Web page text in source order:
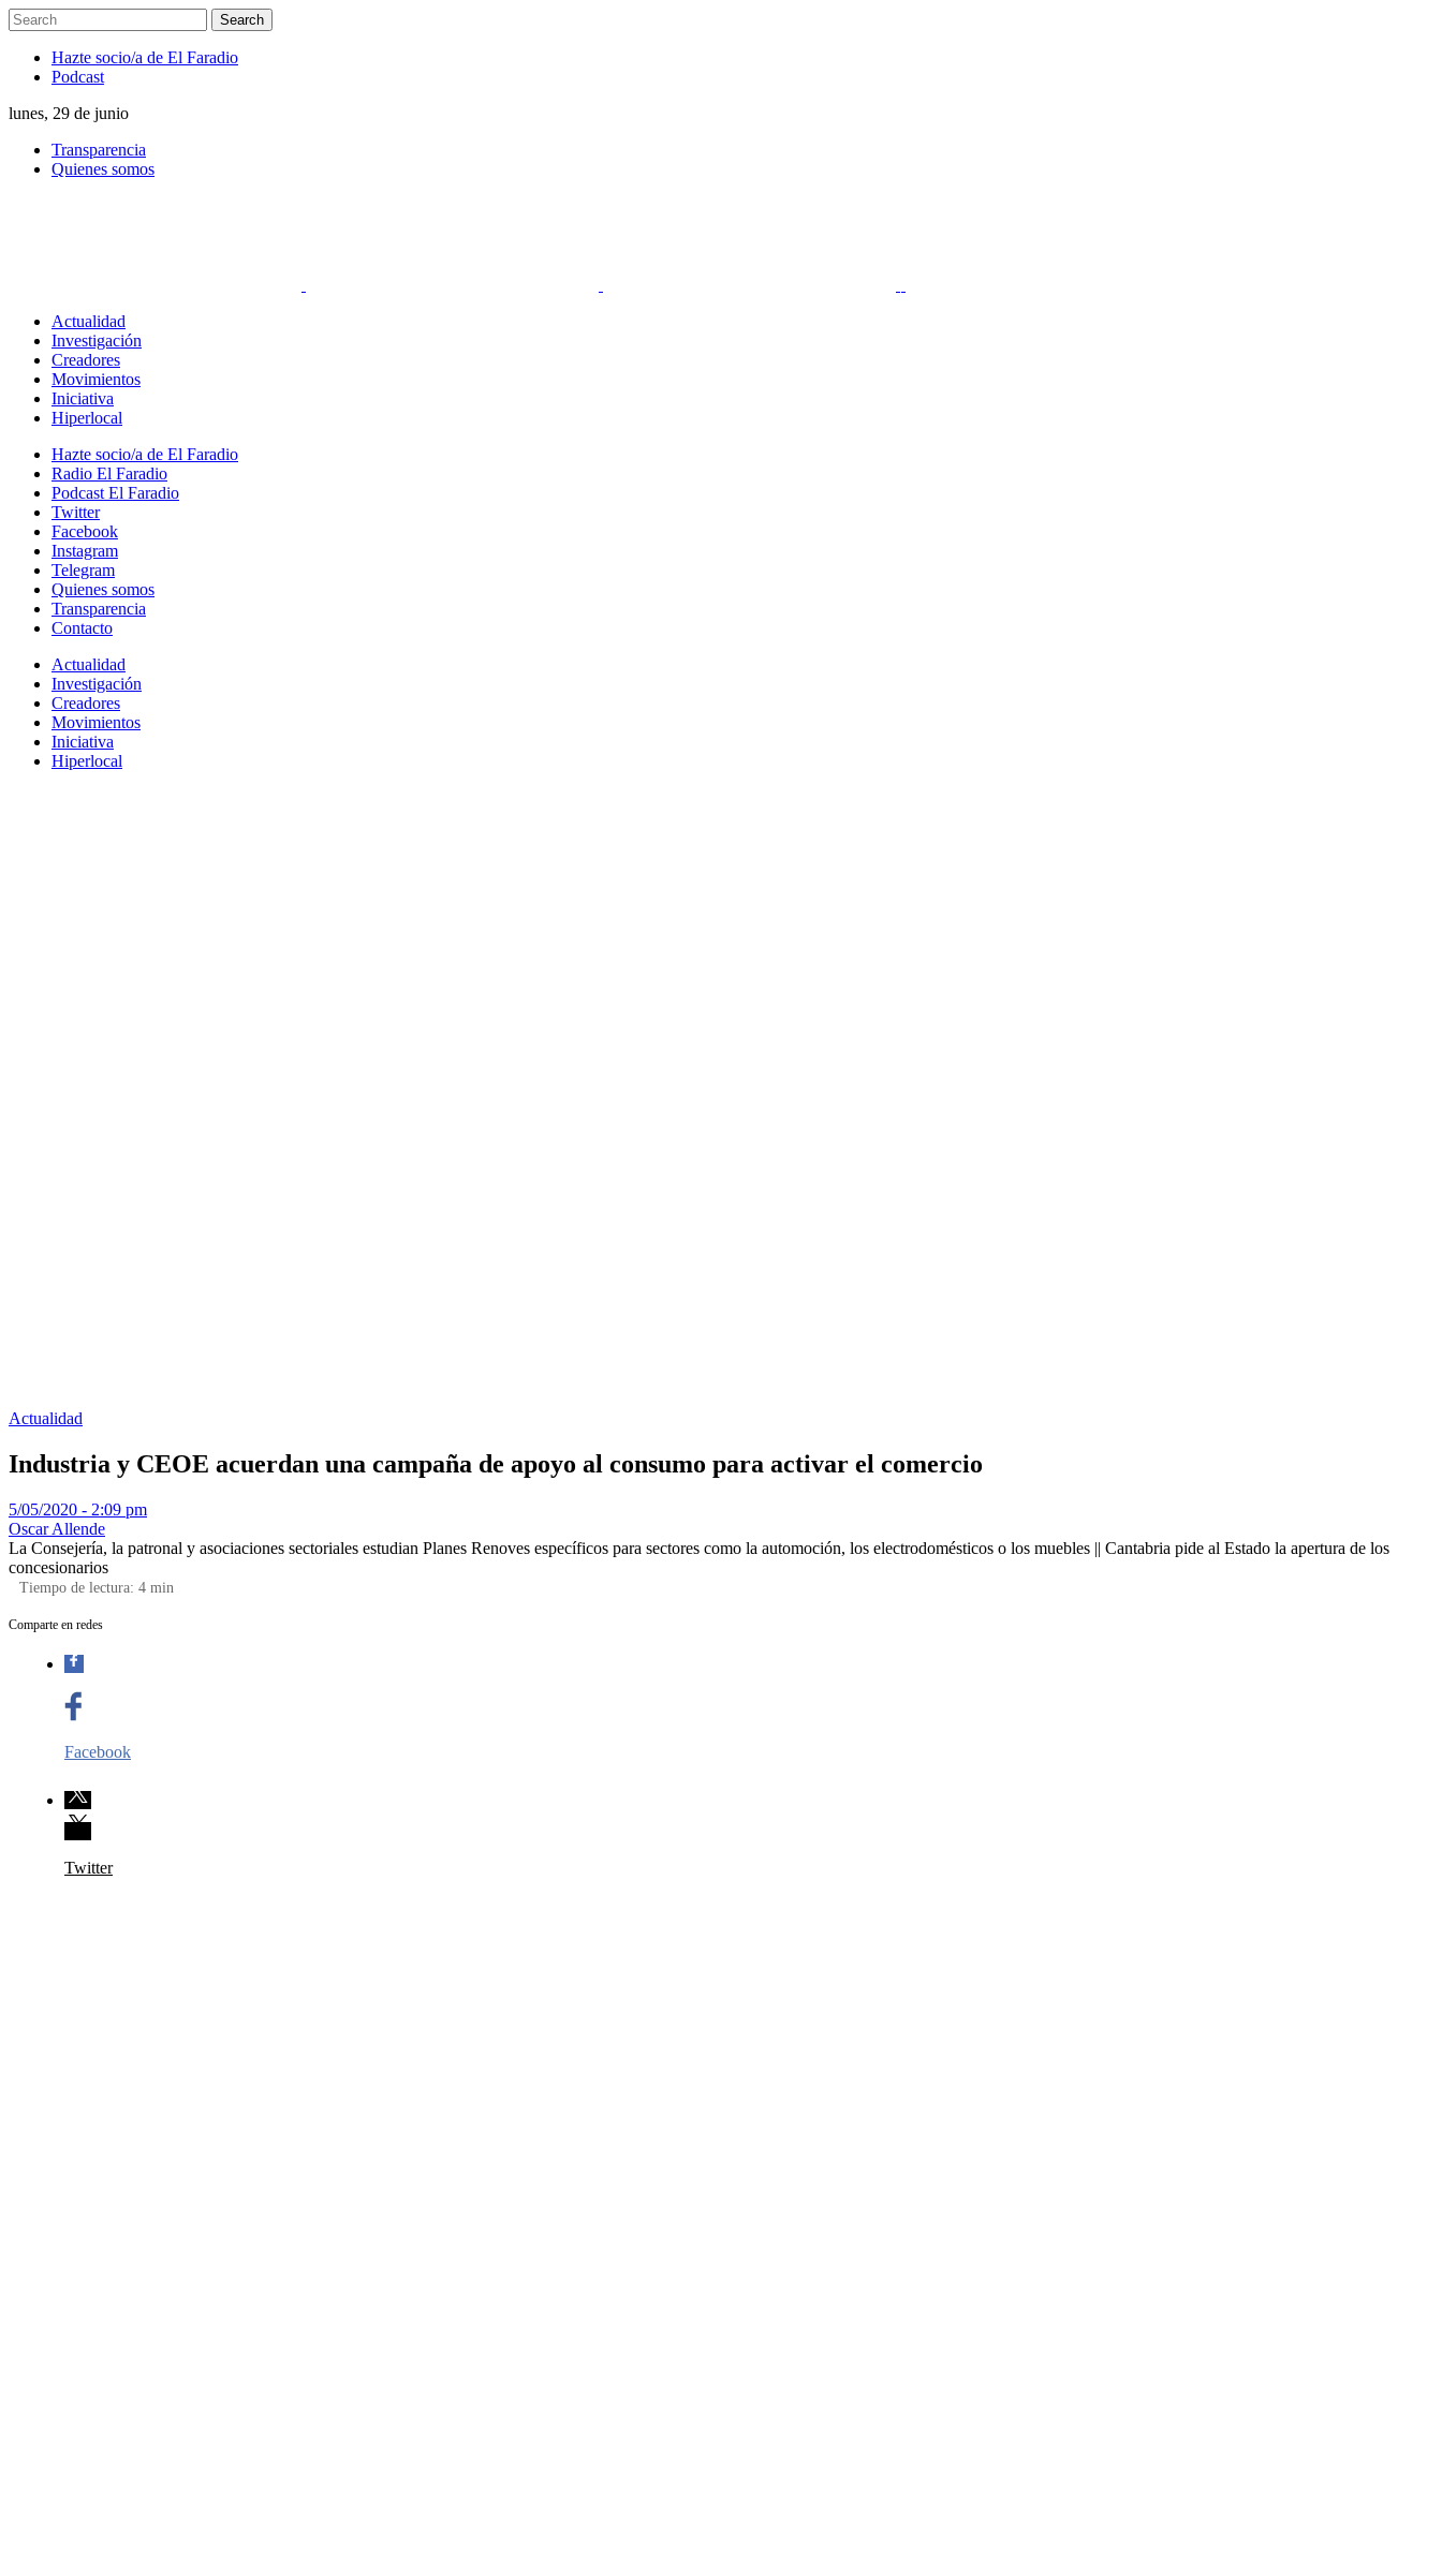
Hazte socio/a de El Faradio
Podcast
lunes, 29 de junio
Transparencia
Quienes somos
Actualidad
Investigación
Creadores
Movimientos
Iniciativa
Hiperlocal
Hazte socio/a de El Faradio
Radio El Faradio
Podcast El Faradio
Twitter
Facebook
Instagram
Telegram
Quienes somos
Transparencia
Contacto
Actualidad
Investigación
Creadores
Movimientos
Iniciativa
Hiperlocal
Actualidad
Industria y CEOE acuerdan una campaña de apoyo al consumo para activar el comercio
5/05/2020 - 2:09 pm
Oscar Allende
La Consejería, la patronal y asociaciones sectoriales estudian Planes Renoves específicos para sectores como la automoción, los electrodomésticos o los muebles || Cantabria pide al Estado la apertura de los
concesionarios
Tiempo de lectura: 4 min
Comparte en redes
Facebook
Twitter